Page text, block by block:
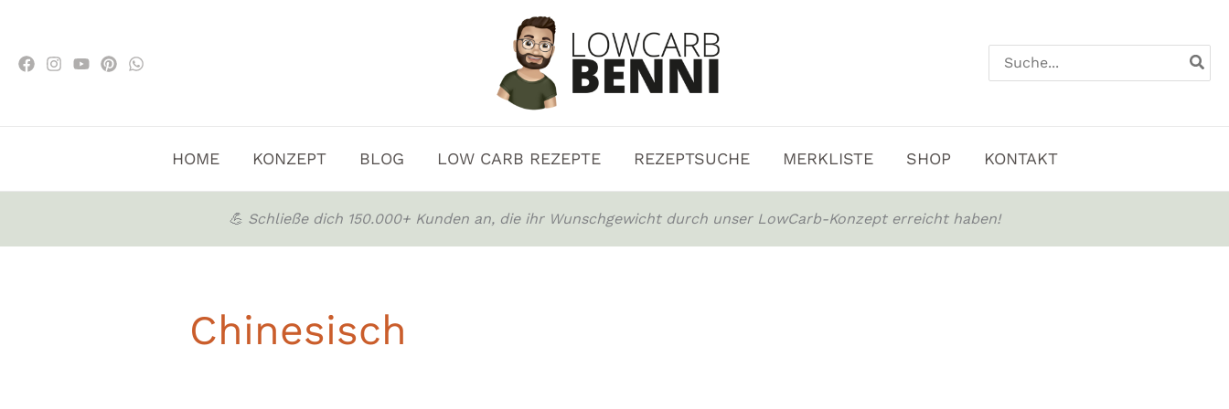
springen
Search
for:
HOME KONZEPT BLOG LOW CARB REZEPTE REZEPTSUCHE MERKLISTE SHOP KONTAKT
💪 Schließe dich 150.000+ Kunden an, die ihr Wunschgewicht durch unser LowCarb-Konzept erreicht haben!
Chinesisch